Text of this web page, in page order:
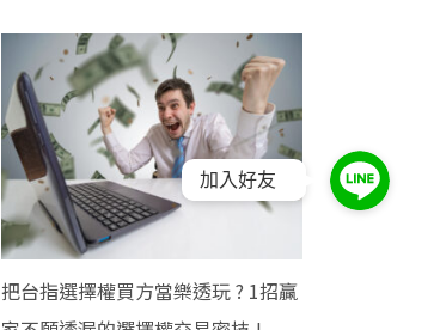
把台指選擇權買方當樂透玩 ? 1招贏
加入好友